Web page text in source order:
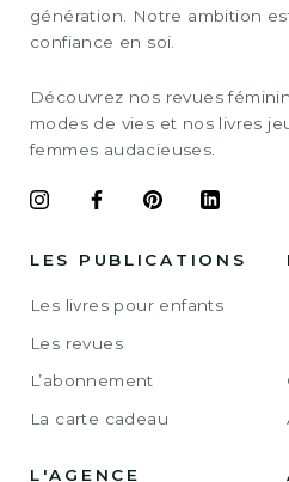
génération. Notre ambition
confiance en soi.
Découvrez nos revues
modes de vies et nos livres
femmes audacieuses.
LES PUBLICATIONS
Les livres pour enfants
Les revues
L’abonnement
La carte cadeau
L'AGENCE